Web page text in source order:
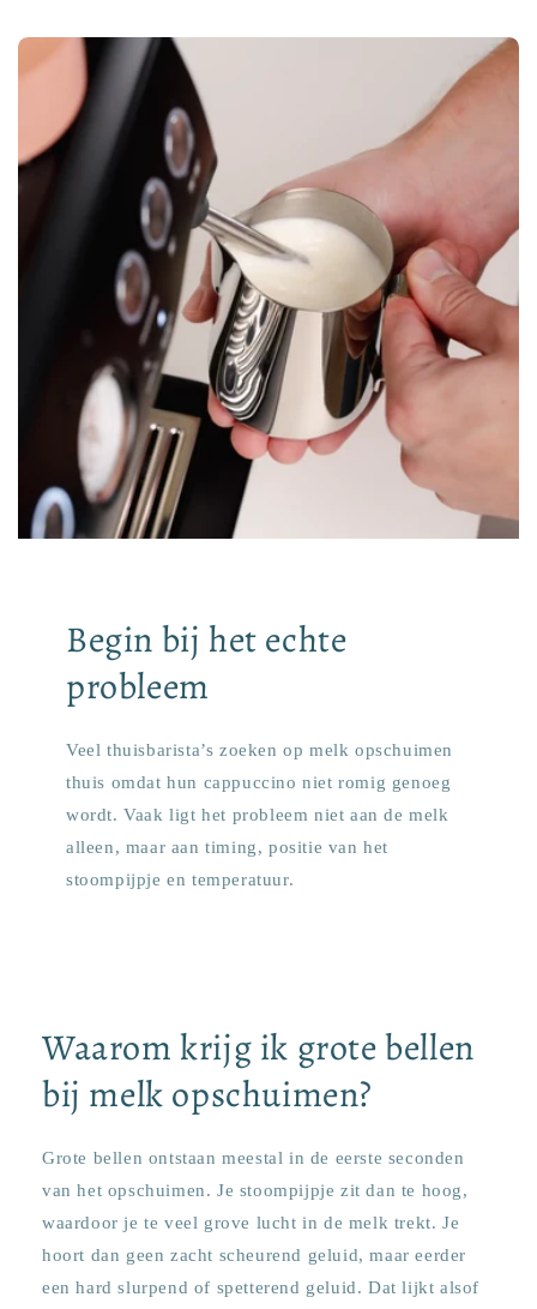
Begin bij het echte
probleem
Veel thuisbarista’s zoeken op melk opschuimen
thuis omdat hun cappuccino niet romig genoeg
wordt. Vaak ligt het probleem niet aan de melk
alleen, maar aan timing, positie van het
stoompijpje en temperatuur.
Waarom krijg ik grote bellen
bij melk opschuimen?
Grote bellen ontstaan meestal in de eerste seconden
van het opschuimen. Je stoompijpje zit dan te hoog,
waardoor je te veel grove lucht in de melk trekt. Je
hoort dan geen zacht scheurend geluid, maar eerder
een hard slurpend of spetterend geluid. Dat lijkt alsof